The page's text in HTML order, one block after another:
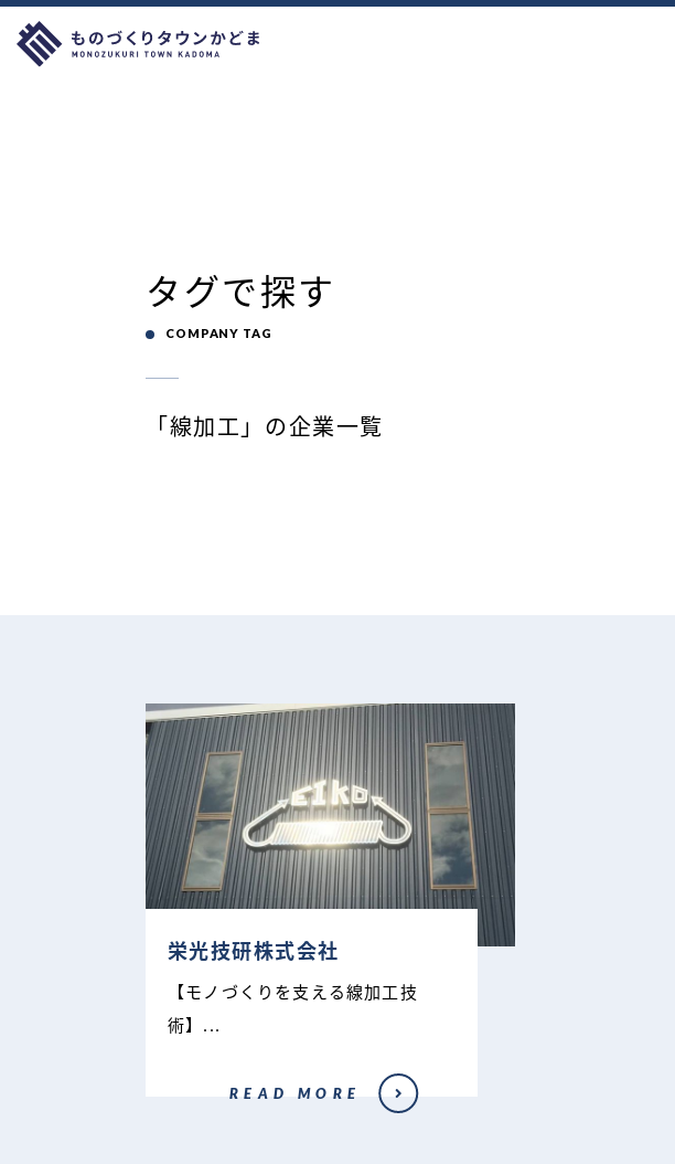
タグで探す
COMPANY TAG
「線加工」の企業一覧
栄光技研株式会社
【モノづくりを支える線加工技
術】...
READ MORE